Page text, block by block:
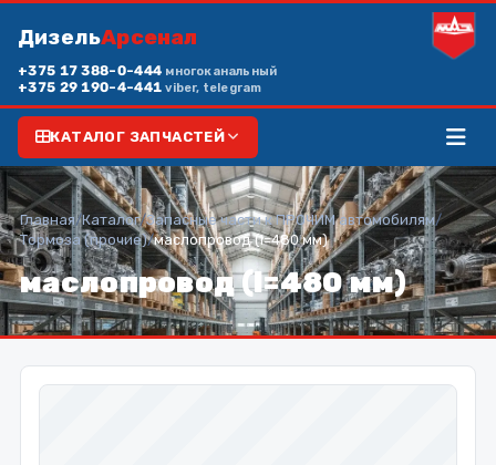
ДизельАрсенал
+375 17 388-0-444 многоканальный
+375 29 190-4-441viber, telegram
КАТАЛОГ ЗАПЧАСТЕЙ
Главная/Каталог/Запасные части к ПРОЧИМ автомобилям/
Тормоза (прочие)/маслопровод (l=480 мм)
маслопровод (l=480 мм)